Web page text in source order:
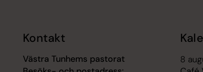
Kontakt
Västra Tunhems pastorat
8